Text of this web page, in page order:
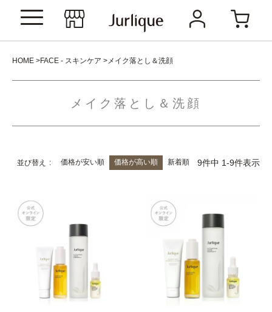
HOME FACE - スキンケア メイク落とし＆洗顔
メイク落とし＆洗顔
並び替え 価格が安い順 価格が高い順 新着順 9件中 1-9件表示